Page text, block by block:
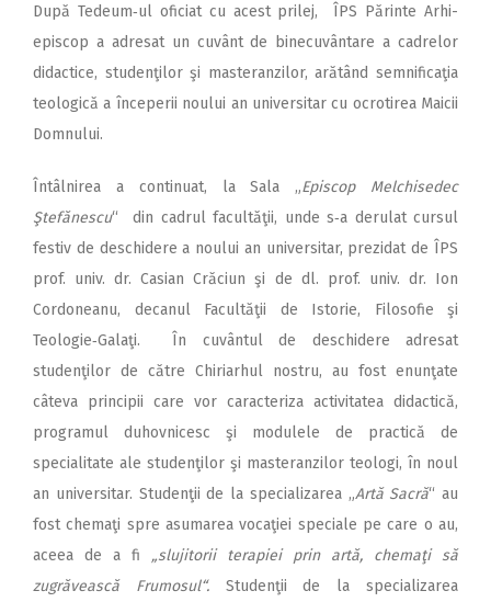
După Tedeum‑ul oficiat cu acest prilej, ÎPS Părinte Arhi­
episcop a adresat un cuvânt de binecuvântare a cadrelor
didactice, studenţilor şi masteranzilor, arătând semnificaţia
teologică a începerii noului an universitar cu ocrotirea Maicii
Domnului.
Întâlnirea a continuat, la Sala „Episcop Melchisedec
Ştefănescu“ din cadrul facultăţii, unde s‑a derulat cursul
festiv de deschidere a noului an universitar, prezidat de ÎPS
prof. univ. dr. Casian Crăciun şi de dl. prof. univ. dr. Ion
Cordoneanu, decanul Facultăţii de Istorie, Filosofie şi
Teologie‑Galaţi. În cuvântul de deschidere adresat
studenţilor de către Chiriarhul nostru, au fost enunţate
câteva principii care vor caracteriza activitatea didactică,
programul duhovnicesc şi modulele de practică de
specialitate ale studenţilor şi masteranzilor teologi, în noul
an universitar. Studenţii de la specializarea „Artă Sacră“ au
fost chemaţi spre asumarea vocaţiei speciale pe care o au,
aceea de a fi „slujitorii terapiei prin artă, chemaţi să
zugrăvească Frumosul“. Studenţii de la specializarea